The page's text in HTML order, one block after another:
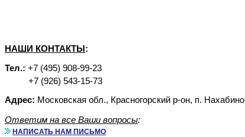
НАШИ КОНТАКТЫ:
Тел.: +7 (495) 908-99-23
+7 (926) 543-15-73
Адрес: Московская обл., Красногорский р-он, п. Нахабино
Ответим на все Ваши вопросы:
НАПИСАТЬ НАМ ПИСЬМО